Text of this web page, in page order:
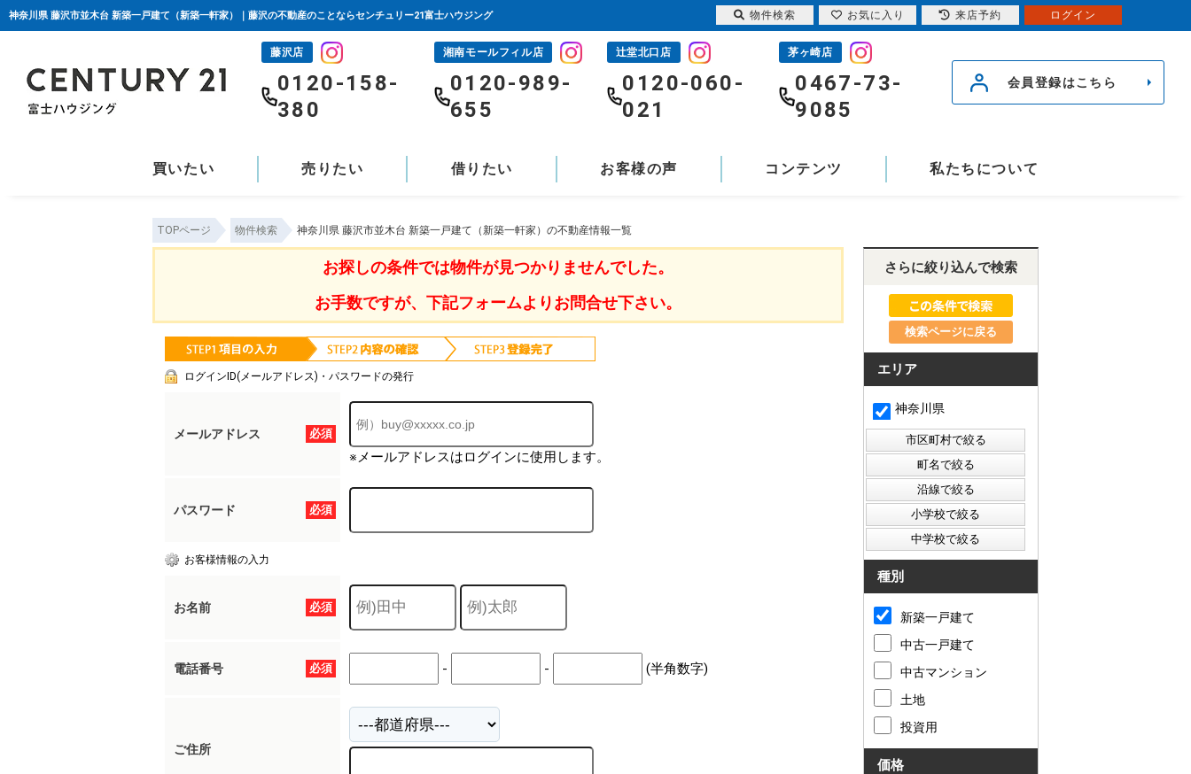
神奈川県 藤沢市並木台 新築一戸建て（新築一軒家）｜藤沢の不動産のことならセンチュリー21富士ハウジング
藤沢店
0120-158-
380
湘南モールフィル店
0120-989-
655
辻堂北口店
0120-060-
021
茅ヶ崎店
0467-73-
9085
会員登録はこちら
買いたい 売りたい 借りたい お客様の声 コンテンツ 私たちについて
TOPページ 物件検索 神奈川県 藤沢市並木台 新築一戸建て（新築一軒家）の不動産情報一覧
お探しの条件では物件が見つかりませんでした。
お手数ですが、下記フォームよりお問合せ下さい。
ログインID(メールアドレス)・パスワードの発行
必須
メールアドレス
※メールアドレスはログインに使用します。
必須
パスワード
お客様情報の入力
必須
お名前
必須
電話番号 - - (半角数字)
ご住所
さらに絞り込んで検索
検索ページに戻る
エリア
神奈川県
種別
新築一戸建て
中古一戸建て
中古マンション
土地
投資用
価格
物件検索 お気に入り 来店予約 ログイン